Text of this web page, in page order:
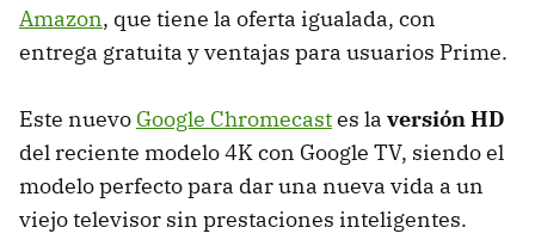
Amazon, que tiene la oferta igualada, con
entrega gratuita y ventajas para usuarios Prime.
Este nuevo Google Chromecastes la versión HD
del reciente modelo 4K con Google TV, siendo el
modelo perfecto para dar una nueva vida a un
viejo televisor sin prestaciones inteligentes.